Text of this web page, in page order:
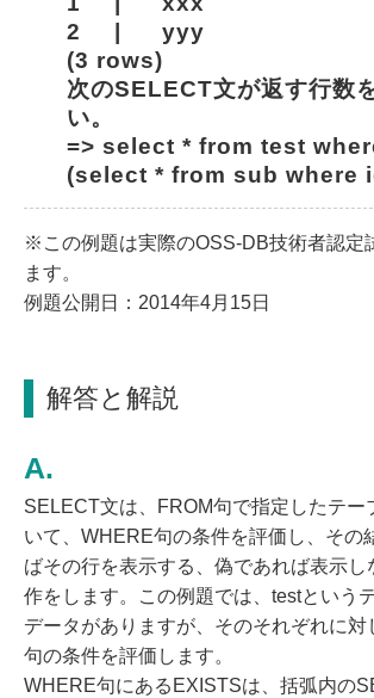
2	|	yyy
(3 rows)
次のSELECT文が返す行数
い。
=> select * from test
(select * from sub where
※この例題は実際のOSS-DB技術者認定
ます。
例題公開日：2014年4月15日
解答と解説
SELECT文は、FROM句で指定したテー
いて、WHERE句の条件を評価し、その
ばその行を表示する、偽であれば表示し
作をします。この例題では、testという
データがありますが、そのそれぞれに対
句の条件を評価します。
WHERE句にあるEXISTSは、括弧内の